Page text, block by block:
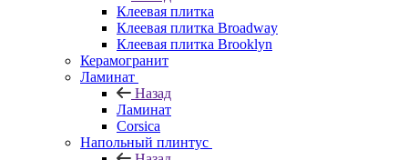
Клеевая плитка
Клеевая плитка Broadway
Клеевая плитка Brooklyn
Керамогранит
Ламинат
Назад
Ламинат
Corsica
Напольный плинтус